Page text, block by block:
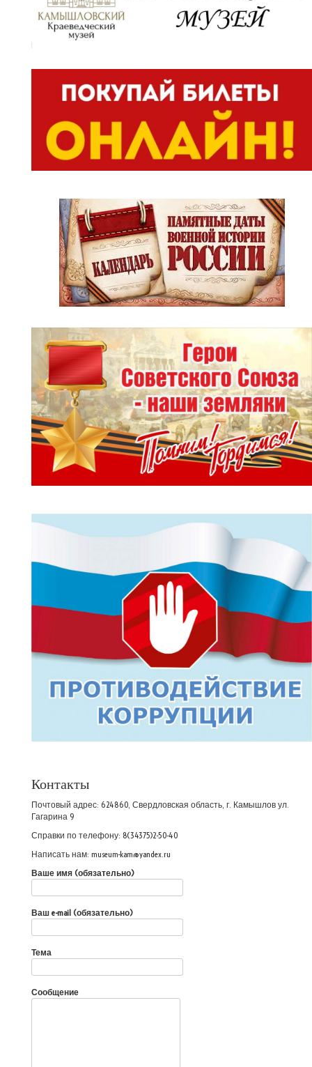
Контакты
Почтовый адрес: 624860, Свердловская область, г. Камышлов ул.
Гагарина 9
Справки по телефону: 8(34375)2-50-40
Написать нам: museum-kam@yandex.ru
Ваше имя (обязательно)
Ваш e-mail (обязательно)
Тема
Сообщение